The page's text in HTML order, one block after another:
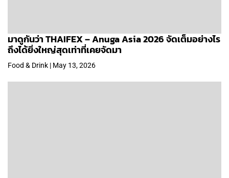
มาดูกันว่า THAIFEX – Anuga Asia 2026 จัดเต็มอย่างไร
ถึงได้ยิ่งใหญ่สุดเท่าที่เคยจัดมา
Food & Drink | May 13, 2026